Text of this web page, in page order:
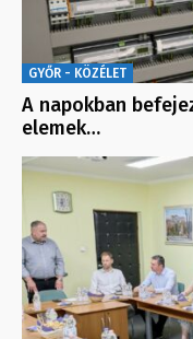
GYŐR - KÖZÉLET
A napokban
elemek…